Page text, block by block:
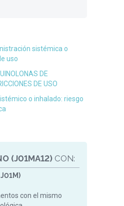
sistémica o
uso
DE
DE USO
o inhalado: riesgo
(J01MA12) CON:
con el mismo